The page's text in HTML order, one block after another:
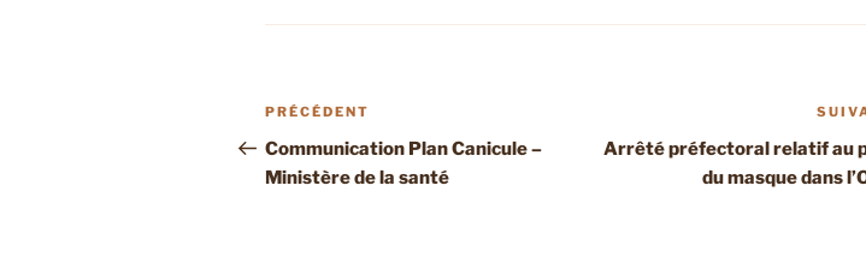
Navigation
de
l’article
Article
précédent
PRÉCÉDENT
Communication Plan Canicule –
Ministère de la santé
Arrêté préfectoral relatif au
du masque dans